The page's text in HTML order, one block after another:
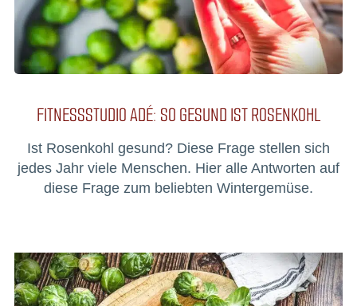
FITNESSSTUDIO ADÉ: SO GESUND IST ROSENKOHL
Ist Rosenkohl gesund? Diese Frage stellen sich
jedes Jahr viele Menschen. Hier alle Antworten auf
diese Frage zum beliebten Wintergemüse.